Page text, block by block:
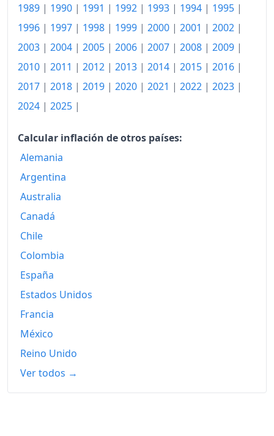
2024
156.11
2025
161.11
2026-06
164.96
Hoy
1989 | 1990 | 1991 | 1992 | 1993 | 1994 | 1995 |
1996 | 1997 | 1998 | 1999 | 2000 | 2001 | 2002 |
2003 | 2004 | 2005 | 2006 | 2007 | 2008 | 2009 |
2010 | 2011 | 2012 | 2013 | 2014 | 2015 | 2016 |
2017 | 2018 | 2019 | 2020 | 2021 | 2022 | 2023 |
2024 | 2025 |
Calcular inflación de otros países:
Alemania
Argentina
Australia
Canadá
Chile
Colombia
España
Estados Unidos
Francia
México
Reino Unido
Ver todos →